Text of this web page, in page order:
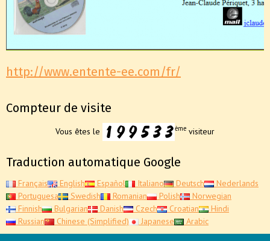
http://www.entente-ee.com/fr/
Compteur de visite
Vous êtes le ème visiteur
Traduction automatique Google
Français English Español Italiano Deutsch
Nederlands
Portuguesa
Swedish Romanian Polish
Norwegian
Finnish
Bulgarian Danish Czech Croatian
Hindi
Russian
Chinese (Simplified) Japanese Arabic